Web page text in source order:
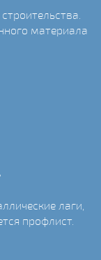
материала
лаги,
профлист.